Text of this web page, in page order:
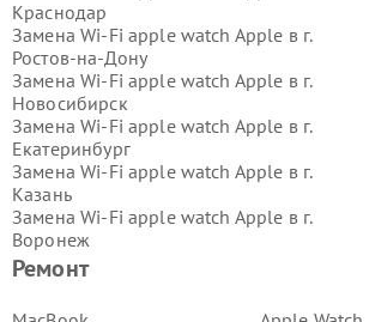
Ремонт
Краснодар
Замена Wi-Fi apple watch Apple в г.
Ростов-на-Дону
Замена Wi-Fi apple watch Apple в г.
Новосибирск
Замена Wi-Fi apple watch Apple в г.
Екатеринбург
Замена Wi-Fi apple watch Apple в г.
Казань
Замена Wi-Fi apple watch Apple в г.
Воронеж
Замена Wi-Fi apple watch Apple в г.
Замена Wi-Fi apple watch Apple в г.